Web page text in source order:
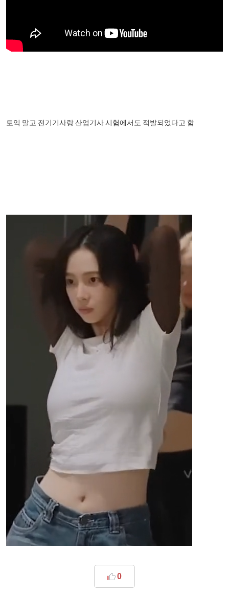
토익 말고 전기기사랑 산업기사 시험에서도 적발되었다고 함
0